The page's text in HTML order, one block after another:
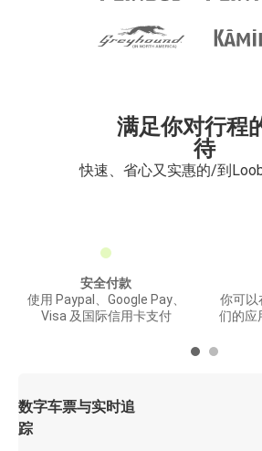
满足你对行程
待
快速、省心又实惠的/到
安全付款
使用 Paypal、Google Pay、
Visa 及国际信用卡支付
你可以
们的应
数字车票与实时追
踪